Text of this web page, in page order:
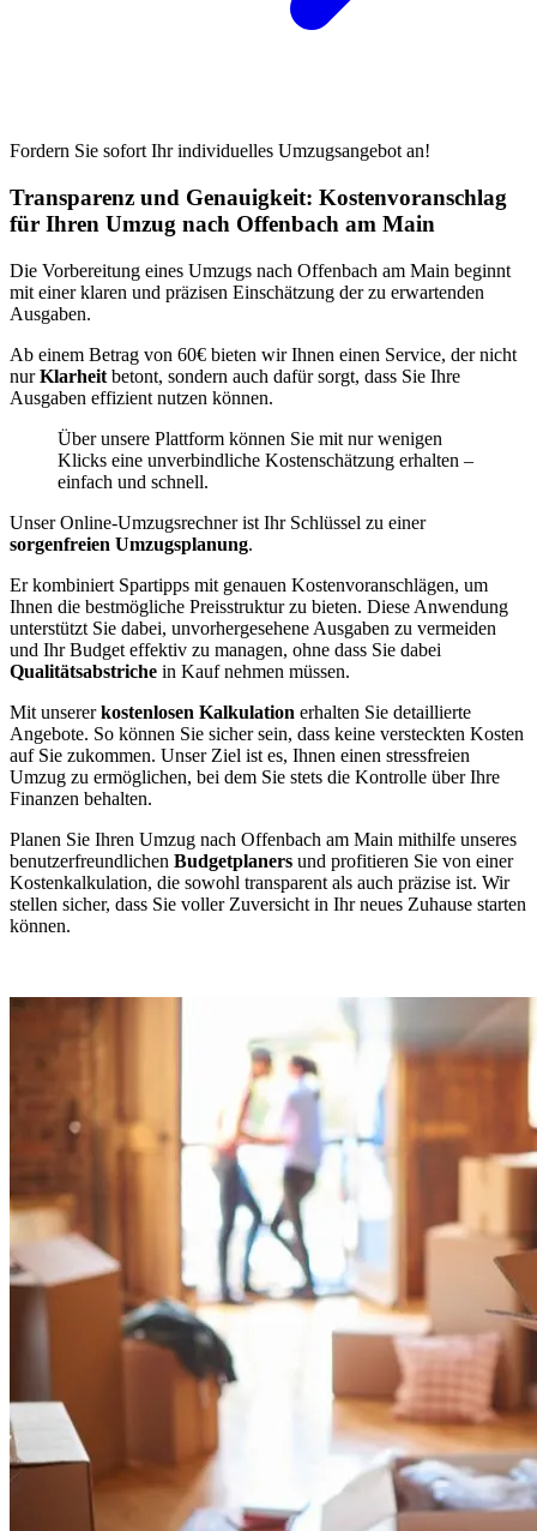
Fordern Sie sofort Ihr individuelles Umzugsangebot an!
Transparenz und Genauigkeit: Kostenvoranschlag
für Ihren Umzug nach Offenbach am Main
Die Vorbereitung eines Umzugs nach Offenbach am Main beginnt
mit einer klaren und präzisen Einschätzung der zu erwartenden
Ausgaben.
Ab einem Betrag von 60€ bieten wir Ihnen einen Service, der nicht
nurKlarheit betont, sondern auch dafür sorgt, dass Sie Ihre
Ausgaben effizient nutzen können.
Über unsere Plattform können Sie mit nur wenigen
Klicks eine unverbindliche Kostenschätzung erhalten –
einfach und schnell.
Unser Online-Umzugsrechner ist Ihr Schlüssel zu einer
sorgenfreien Umzugsplanung.
Er kombiniert Spartipps mit genauen Kostenvoranschlägen, um
Ihnen die bestmögliche Preisstruktur zu bieten. Diese Anwendung
unterstützt Sie dabei, unvorhergesehene Ausgaben zu vermeiden
und Ihr Budget effektiv zu managen, ohne dass Sie dabei
Qualitätsabstriche in Kauf nehmen müssen.
Mit unsererkostenlosen Kalkulation erhalten Sie detaillierte
Angebote. So können Sie sicher sein, dass keine versteckten Kosten
auf Sie zukommen. Unser Ziel ist es, Ihnen einen stressfreien
Umzug zu ermöglichen, bei dem Sie stets die Kontrolle über Ihre
Finanzen behalten.
Planen Sie Ihren Umzug nach Offenbach am Main mithilfe unseres
benutzerfreundlichen Budgetplaners und profitieren Sie von einer
Kostenkalkulation, die sowohl transparent als auch präzise ist. Wir
stellen sicher, dass Sie voller Zuversicht in Ihr neues Zuhause starten
können.